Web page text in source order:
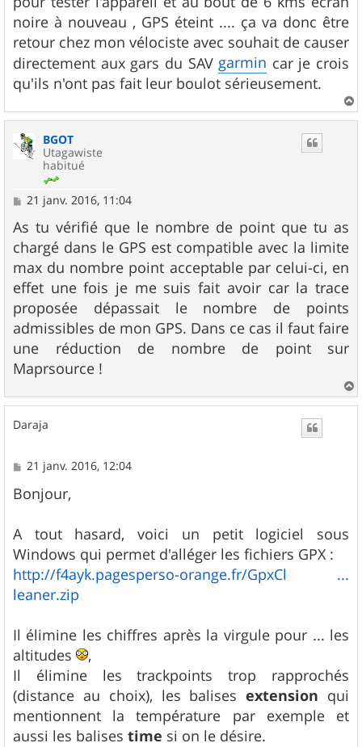
noire à nouveau , GPS éteint .... ça va donc être
retour chez mon vélociste avec souhait de causer
directement aux gars du SAVgarmin car je crois
qu'ils n'ont pas fait leur boulot sérieusement.
a
BGOT
Utagawiste
habitué
M
s
s
a
g
e
21 janv. 2016, 11:04
As tu vérifié que le nombre de point que tu as
chargé dans le GPS est compatible avec la limite
max du nombre point acceptable par celui-ci, en
effet une fois je me suis fait avoir car la trace
proposée dépassait le nombre de points
admissibles de mon GPS. Dans ce cas il faut faire
une réduction de nombre de point sur
Maprsource !
a
Daraja
M
s
s
e
21 janv. 2016, 12:04
Bonjour,
A tout hasard, voici un petit logiciel sous
Windows qui permet d'alléger les fichiers GPX :
http://f4ayk.pagesperso-orange.fr/GpxCl ...
leaner.zip
Il élimine les chiffres après la virgule pour ... les
altitudes
,
Il élimine les trackpoints trop rapprochés
(distance au choix), les balisesextension qui
mentionnent la température par exemple et
aussi les balises time si on le désire.